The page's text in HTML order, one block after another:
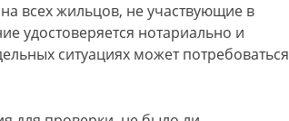
всех жильцов, не участвующие в
удостоверяется нотариально и
ситуациях может потребоваться